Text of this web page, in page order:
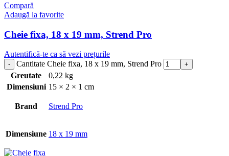
Compară
Adaugă la favorite
Cheie fixa, 18 x 19 mm, Strend Pro
Autentifică-te ca să vezi prețurile
Cantitate Cheie fixa, 18 x 19 mm, Strend Pro
Greutate
0,22 kg
Dimensiuni 15 × 2 × 1 cm
Brand Strend Pro
Dimensiune 18 x 19 mm